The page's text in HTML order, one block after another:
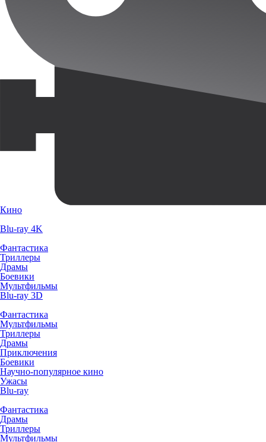
Кино
Blu-ray 4K
Фантастика
Триллеры
Драмы
Боевики
Мультфильмы
Blu-ray 3D
Фантастика
Мультфильмы
Триллеры
Драмы
Приключения
Боевики
Научно-популярное кино
Ужасы
Blu-ray
Фантастика
Драмы
Триллеры
Мультфильмы